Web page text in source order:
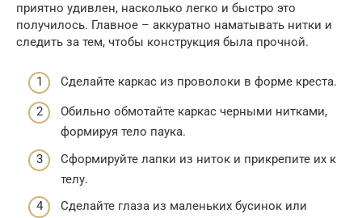
приятно удивлен, насколько легко и быстро это
получилось. Главное – аккуратно наматывать нитки и
следить за тем, чтобы конструкция была прочной.
Сделайте каркас из проволоки в форме креста.
Обильно обмотайте каркас черными нитками,
формируя тело паука.
Сформируйте лапки из ниток и прикрепите их к
телу.
Сделайте глаза из маленьких бусинок или